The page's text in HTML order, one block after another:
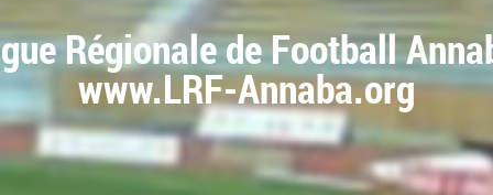
Régionale de Football
www.LRF-Annaba.org